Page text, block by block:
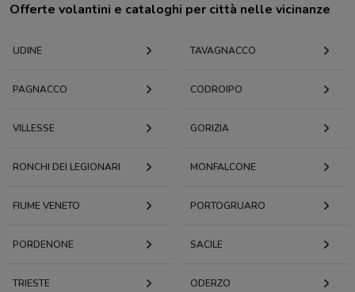
Offerte volantini e cataloghi per città nelle vicinanze
UDINE TAVAGNACCO
PAGNACCO CODROIPO
VILLESSE GORIZIA
RONCHI DEI LEGIONARI MONFALCONE
FIUME VENETO PORTOGRUARO
PORDENONE SACILE
TRIESTE ODERZO